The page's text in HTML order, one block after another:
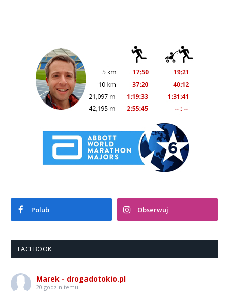
Polub Obserwuj
FACEBOOK
Marek - drogadotokio.pl
20 godzin temu